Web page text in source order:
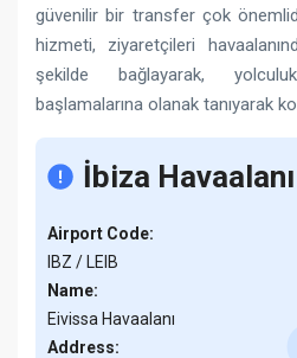
güvenilir bir transfer çok
hizmeti, ziyaretçileri
şekilde bağlayarak,
başlamalarına olanak tanıyarak
İbiza
Airport Code:
IBZ / LEIB
Name:
Eivissa Havaalanı
Address: